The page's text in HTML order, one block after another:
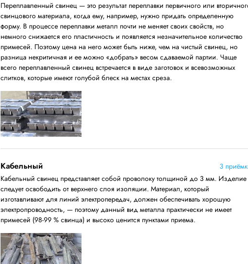
Переплавленный свинец — это результат переплавки первичного или
свинцового материала, когда ему, например, нужно придать определенную
форму. В процессе переплавки металл почти не меняет своих свойств, но
немного снижается его пластичность и появляется незначительное количество
примесей. Поэтому цена на него может быть ниже, чем на чистый свинец, но
разница некритичная и ее можно «добрать» весом сдаваемой партии. Чаще
всего переплавленный свинец встречается в виде заготовок и всевозможных
слитков, которые имеют голубой блеск на местах среза.
Кабельный
3
Кабельный свинец представляет собой проволоку толщиной до 3 мм. Изделие
следует освободить от верхнего слоя изоляции. Материал, который
изготавливают для линий электропередач, должен обеспечивать хорошую
электропроводность, — поэтому данный вид металла практически не имеет
примесей (98-99 % свинца) и высоко ценится пунктами приема.